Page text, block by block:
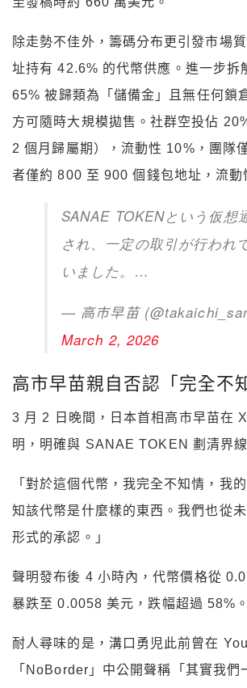
除走勢不佳外，籌碼分布更引發市場
址持有 42.6% 的代幣供應。進一步拆
65% 被歸類為「儲備金」且無任何鎖
方可隨時大規模拋售。社群空投佔
2 個月歸屬期），流動性 10%，團隊
者僅約 800 至 900 個錢包地址，流動
SANAE TOKENという仮想
され、一定の取引が行われ
いました。…
— 高市早苗
March 2, 2026
高市早苗親自否認「完全不
3 月 2 日晚間，日本首相高市早苗在
明，明確與 SANAE TOKEN 劃清界線
「對於這個代幣，我完全不知情，我
知該代幣是什麼樣的東西。我們也從
形式的承認。」
聲明發布後 4 小時內，代幣價格從
暴跌至 0.0058 美元，跌幅超過 58%。
耐人尋味的是，溝口勇児此前曾在
「NoBorder」中公開聲稱「其實我們